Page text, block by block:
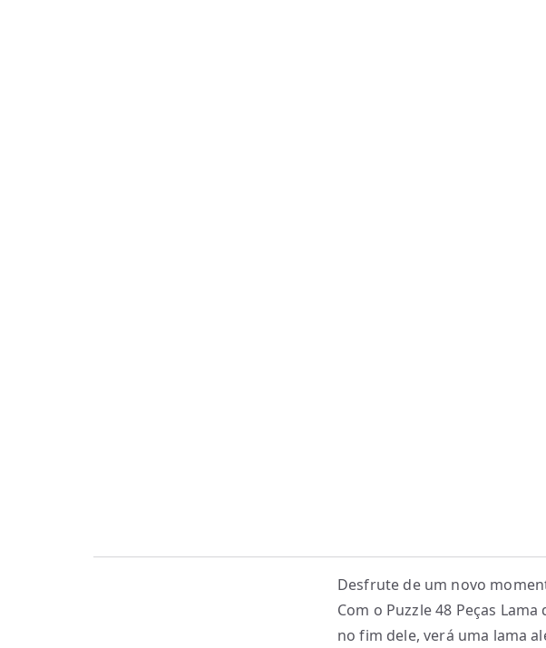
Desfrute de um novo
Com o Puzzle 48 Peças
no fim dele, verá uma lama